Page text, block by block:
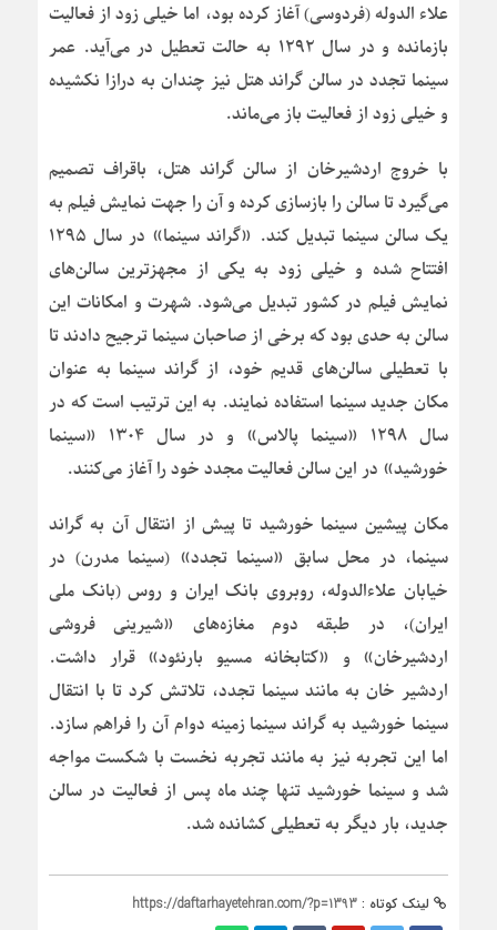
علاء الدوله (فردوسی) آغاز کرده بود، اما خیلی زود از فعالیت
بازمانده و در سال ۱۲۹۲ به حالت تعطیل در می‌آید. عمر
سینما تجدد در سالن گراند هتل نیز چندان به درازا نکشیده
و خیلی زود از فعالیت باز می‌ماند.
با خروج اردشیرخان از سالن گراند هتل، باقراف تصمیم
می‌گیرد تا سالن را بازسازی کرده و آن را جهت نمایش فیلم به
یک سالن سینما تبدیل کند. «گراند سینما» در سال ۱۲۹۵
افتتاح شده و خیلی زود به یکی از مجهزترین سالن‌های
نمایش فیلم در کشور تبدیل می‌شود. شهرت و امکانات این
سالن به حدی بود که برخی از صاحبان سینما ترجیح دادند تا
با تعطیلی سالن‌های قدیم خود، از گراند سینما به عنوان
مکان جدید سینما استفاده نمایند. به این ترتیب است که در
سال ۱۲۹۸ «سینما پالاس» و در سال ۱۳۰۴ «سینما
خورشید» در این سالن فعالیت مجدد خود را آغاز می‌کنند.
مکان پیشین سینما خورشید تا پیش از انتقال آن به گراند
سینما، در محل سابق «سینما تجدد» (سینما مدرن) در
خیابان علاءالدوله، روبروی بانک ایران و روس (بانک ملی
ایران)، در طبقه دوم مغازه‌های «شیرینی فروشی
اردشیرخان» و «کتابخانه مسیو بارنئود» قرار داشت.
اردشیر خان به مانند سینما تجدد، تلاتش کرد تا با انتقال
سینما خورشید به گراند سینما زمینه دوام آن را فراهم سازد.
اما این تجربه نیز به مانند تجربه نخست با شکست مواجه
شد و سینما خورشید تنها چند ماه پس از فعالیت در سالن
جدید، بار دیگر به تعطیلی کشانده شد.
لینک کوتاه : https://daftarhayetehran.com/?p=1393